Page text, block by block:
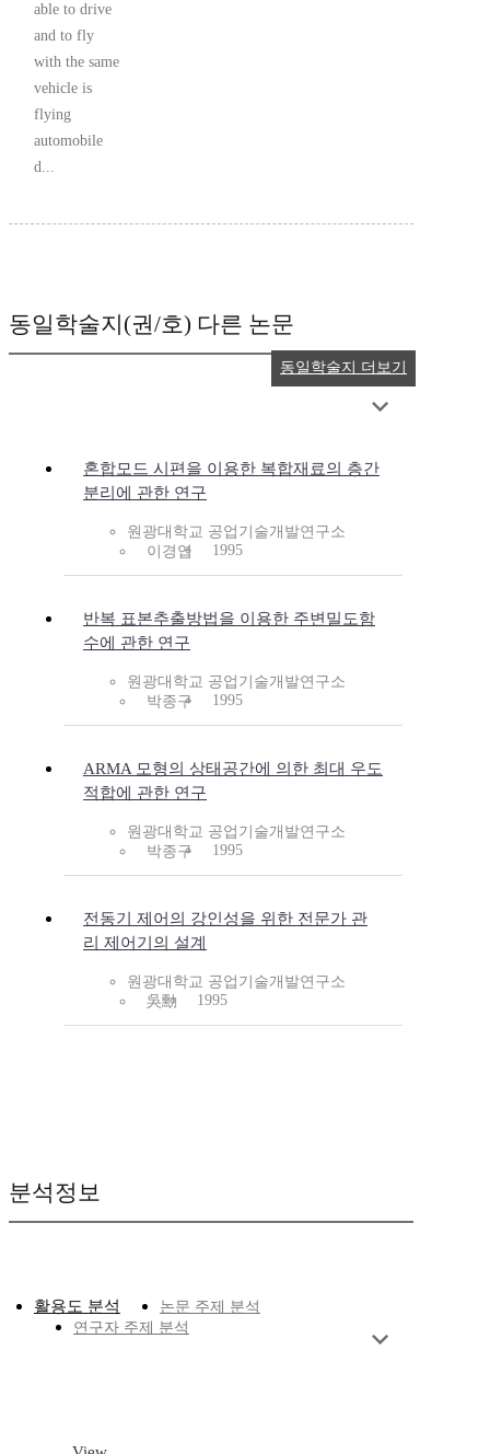
able to drive
and to fly
with the same
vehicle is
flying
automobile
d...
동일학술지(권/호) 다른 논문
혼합모드 시편을 이용한 복합재료의 층간
분리에 관한 연구
원광대학교 공업기술개발연구소
이경엽
1995
반복 표본추출방법을 이용한 주변밀도함
수에 관한 연구
원광대학교 공업기술개발연구소
박종구
1995
ARMA 모형의 상태공간에 의한 최대 우도
적합에 관한 연구
원광대학교 공업기술개발연구소
박종구
1995
전동기 제어의 강인성을 위한 전문가 관
리 제어기의 설계
원광대학교 공업기술개발연구소
吳勳
1995
동일학술지 더보기
분석정보
활용도 분석
논문 주제 분석
연구자 주제 분석